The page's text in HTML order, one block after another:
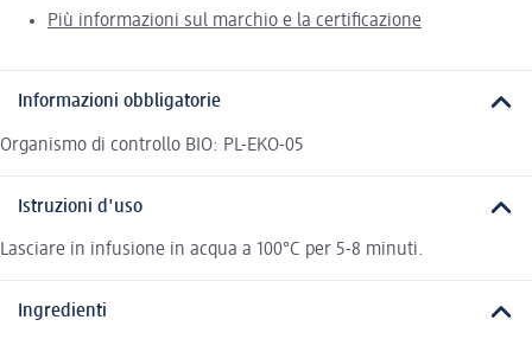
Più informazioni sul marchio e la certificazione
Informazioni obbligatorie
Organismo di controllo BIO: PL-EKO-05
Istruzioni d'uso
Lasciare in infusione in acqua a 100°C per 5-8 minuti.
Ingredienti